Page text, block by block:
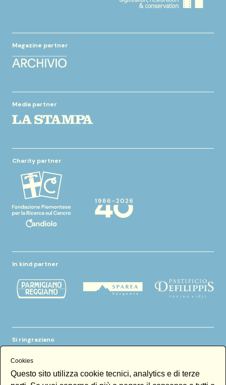
Magazine partner
Media partner
Charity partner
In kind partner
Si ringraziano
Cookies
Questo sito utilizza cookie tecnici, analytics e di terze